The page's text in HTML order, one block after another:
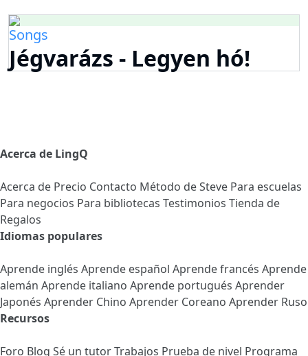
Songs
Jégvarázs - Legyen hó!
Acerca de LingQ
Acerca de Precio Contacto Método de Steve Para escuelas
Para negocios Para bibliotecas Testimonios Tienda de
Regalos
Idiomas populares
Aprende inglés Aprende español Aprende francés Aprende
alemán Aprende italiano Aprende portugués Aprender
Japonés Aprender Chino Aprender Coreano Aprender Ruso
Recursos
Foro Blog Sé un tutorTrabajos Prueba de nivel Programa